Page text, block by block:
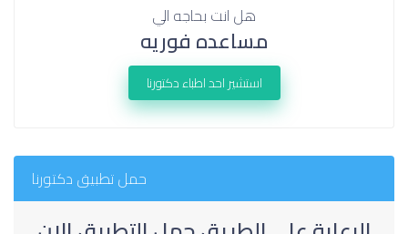
هل انت بحاجه الي
مساعده فوريه
استشير احد اطباء دكتورنا
حمل تطبيق دكتورنا